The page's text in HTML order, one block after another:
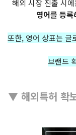
해외 시장 진출 시
영어를 등
또한, 영어 상표는 글
브랜드
▼ 해외특허 확